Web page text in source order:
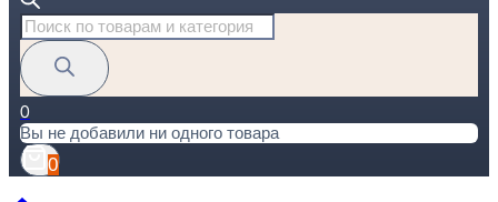
Поиск
товаров
0
Вы не добавили ни одного товара
0